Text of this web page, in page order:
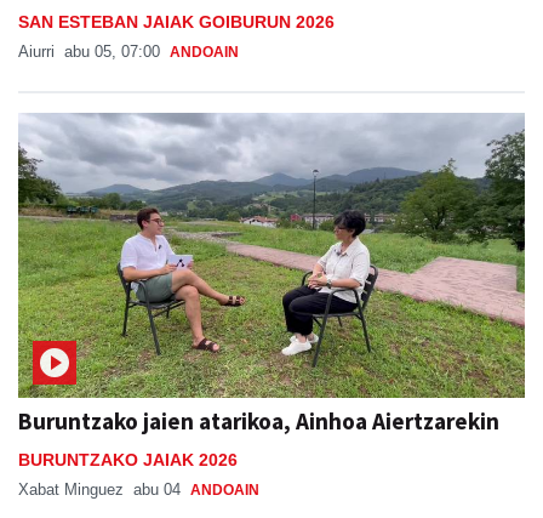
SAN ESTEBAN JAIAK GOIBURUN 2026
Aiurri abu 05, 07:00 ANDOAIN
Buruntzako jaien atarikoa, Ainhoa Aiertzarekin
BURUNTZAKO JAIAK 2026
Xabat Minguez abu 04 ANDOAIN